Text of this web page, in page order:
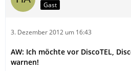
Gast
3. Dezember 2012 um 16:43
AW: Ich möchte vor DiscoTEL,
warnen!